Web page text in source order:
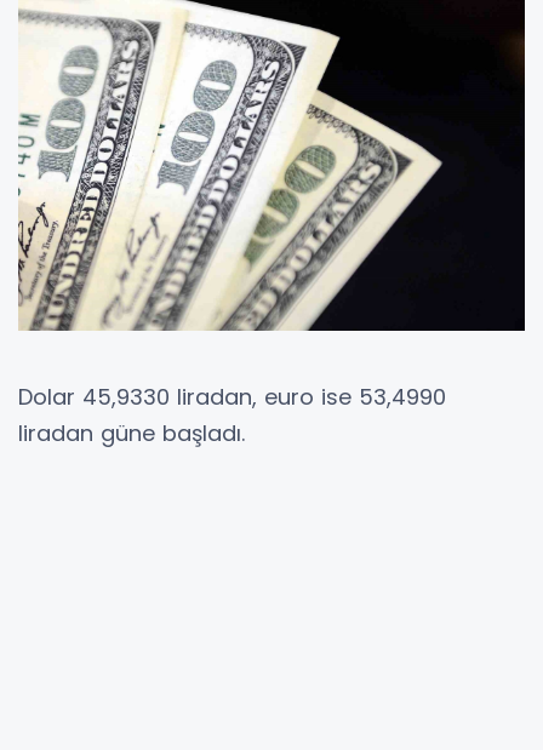
Dolar 45,9330 liradan, euro ise 53,4990
liradan güne başladı.